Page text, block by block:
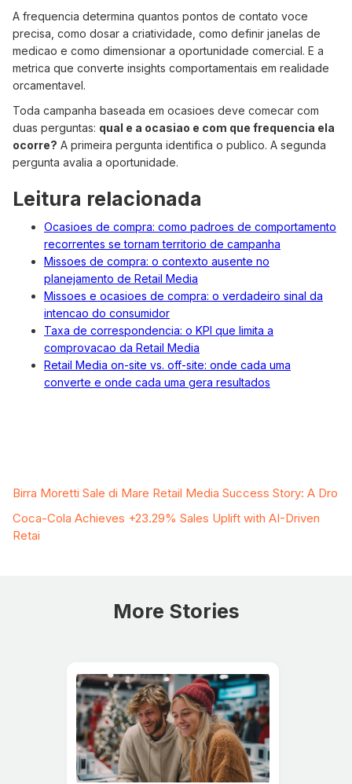
A frequencia determina quantos pontos de contato voce
precisa, como dosar a criatividade, como definir janelas de
medicao e como dimensionar a oportunidade comercial. E a
metrica que converte insights comportamentais em realidade
orcamentavel.
Toda campanha baseada em ocasioes deve comecar com
duas perguntas: qual e a ocasiao e com que frequencia ela
ocorre? A primeira pergunta identifica o publico. A segunda
pergunta avalia a oportunidade.
Leitura relacionada
Ocasioes de compra: como padroes de comportamento
recorrentes se tornam territorio de campanha
Missoes de compra: o contexto ausente no
planejamento de Retail Media
Missoes e ocasioes de compra: o verdadeiro sinal da
intencao do consumidor
Taxa de correspondencia: o KPI que limita a
comprovacao da Retail Media
Retail Media on-site vs. off-site: onde cada uma
converte e onde cada uma gera resultados
Birra Moretti Sale di Mare Retail Media Success Story: A Dro
Coca-Cola Achieves +23.29% Sales Uplift with AI-Driven
Retai
More Stories